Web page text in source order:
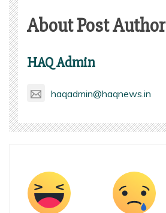
About Post Author
HAQ Admin
haqadmin@haqnews.in